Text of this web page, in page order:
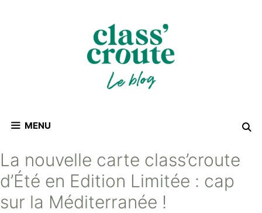
MENU
La nouvelle carte class’croute
d’Été en Edition Limitée : cap
sur la Méditerranée !